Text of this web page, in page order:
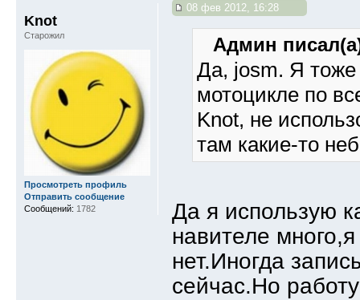
08 фев 2012, 16:28
Админ
Да, josm. Я тоже
мотоцикле по
Knot, не
там какие-то
Да я использую
навителе
нет.Иногда
сейчас.Но
Knot
Старожил
Просмотреть профиль
Отправить сообщение
Сообщений: 1782